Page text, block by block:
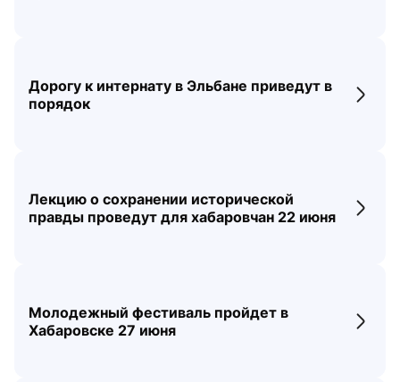
Дорогу к интернату в Эльбане приведут в
порядок
Лекцию о сохранении исторической
правды проведут для хабаровчан 22 июня
Молодежный фестиваль пройдет в
Хабаровске 27 июня